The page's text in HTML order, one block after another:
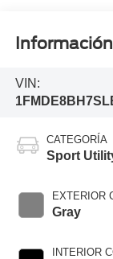
VIN:
CATEGORÍA
Sport
EXTERIOR
Gray
INTERIOR